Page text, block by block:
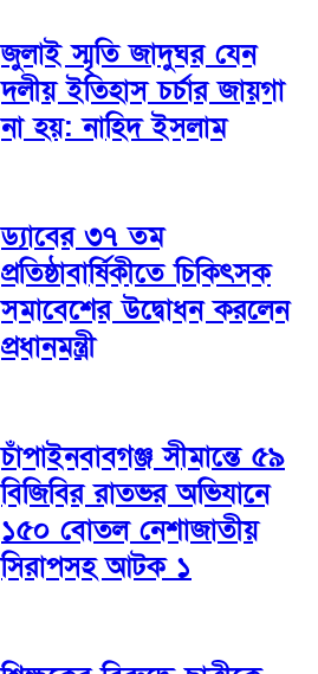
জুলাই স্মৃতি জাদুঘর যেন
দলীয় ইতিহাস চর্চার জায়গা
না হয়: নাহিদ ইসলাম
ড্যাবের ৩৭ তম
প্রতিষ্ঠাবার্ষিকীতে চিকিৎসক
সমাবেশের উদ্বোধন করলেন
প্রধানমন্ত্রী
চাঁপাইনবাবগঞ্জ সীমান্তে ৫৯
বিজিবির রাতভর অভিযানে
১৫০ বোতল নেশাজাতীয়
সিরাপসহ আটক ১